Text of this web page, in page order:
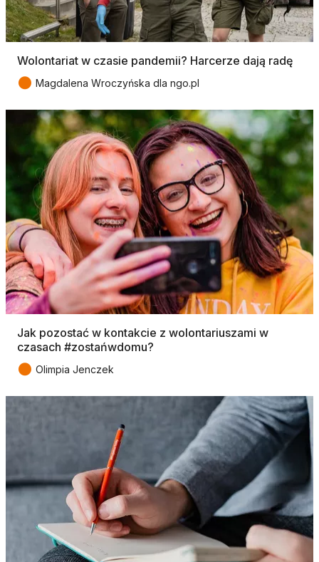
Wolontariat w czasie pandemii? Harcerze dają radę
● Magdalena Wroczyńska dla ngo.pl
Jak pozostać w kontakcie z wolontariuszami w
czasach #zostańwdomu?
● Olimpia Jenczek